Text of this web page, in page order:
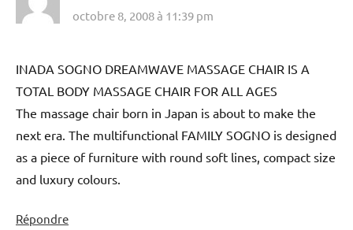
octobre 8, 2008 à 11:39 pm
INADA SOGNO DREAMWAVE MASSAGE CHAIR IS A
TOTAL BODY MASSAGE CHAIR FOR ALL AGES
The massage chair born in Japan is about to make the
next era. The multifunctional FAMILY SOGNO is designed
as a piece of furniture with round soft lines, compact size
and luxury colours.
Répondre